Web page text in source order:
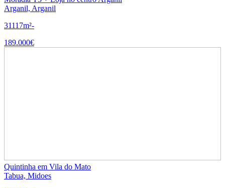
Arganil, Arganil
31117m²-
189.000€
Quintinha em Vila do Mato
Tabua, Midoes